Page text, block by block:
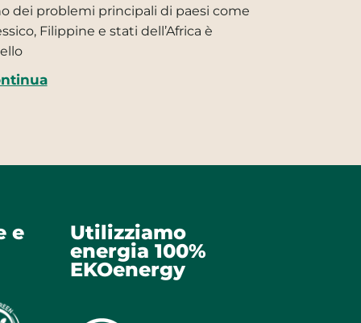
dei problemi principali di paesi come
Filippine e stati dell’Africa è
e Utilizziamo
energia 100%
EKOenergy